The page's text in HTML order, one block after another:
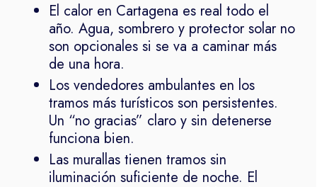
El calor en Cartagena es real todo el
año. Agua, sombrero y protector solar no
son opcionales si se va a caminar más
de una hora.
Los vendedores ambulantes en los
tramos más turísticos son persistentes.
Un “no gracias” claro y sin detenerse
funciona bien.
Las murallas tienen tramos sin
iluminación suficiente de noche. El